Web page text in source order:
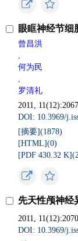
眼眶神经节细
曾昌洪
,
何为民
,
罗清礼
2011,
DOI: 10.3969/
[摘要](1878)
[HTML](0)
[PDF 430.32 K](
先天性颅神经
2011,
DOI: 10.3969/